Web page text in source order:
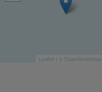
Leaflet OpenStreetMap